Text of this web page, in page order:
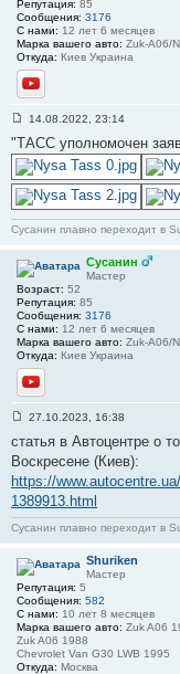
Репутация: 85
Сообщения: 3176
С нами: 12 лет 6 месяцев
Марка вашего авто: Zuk-A06/
Откуда: Киев Украина
YouTube
о
о
б
щ
е
н
и
е
#
2
14.08.2022, 23:14
"ТАСС уполномочен
Сусанин плавно переходит в
Сусанин
Мастер
Возраст: 52
Репутация: 85
Сообщения: 3176
С нами: 12 лет 6 месяцев
Марка вашего авто: Zuk-A06/
Откуда: Киев Украина
YouTube
о
б
щ
е
н
и
е
#
3
27.10.2023, 16:38
статья в Автоцентре о
Воскресене (Киев):
https://
1389913.html
Сусанин плавно переходит в
Shuriken
Мастер
Репутация: 5
Сообщения: 582
С нами: 10 лет 8 месяцев
Марка вашего авто: Zuk A06
Zuk A06 1988
Chevrolet Van G30 LWB 1995
Откуда: Москва